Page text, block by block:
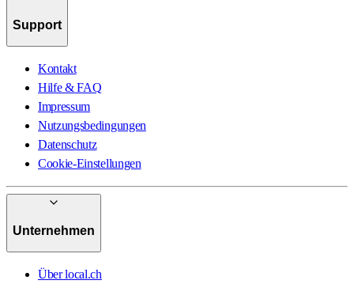
Support
Kontakt
Hilfe & FAQ
Impressum
Nutzungsbedingungen
Datenschutz
Cookie-Einstellungen
Unternehmen
Über local.ch